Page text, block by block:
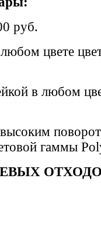
руб.
цвете
в любом
высоким
гаммы